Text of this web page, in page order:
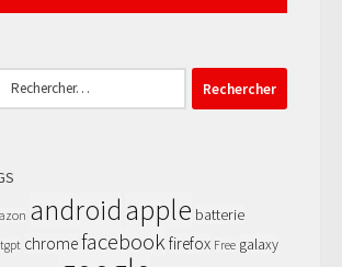
:
androidapple batterie
chromefacebookfirefox Free galaxy